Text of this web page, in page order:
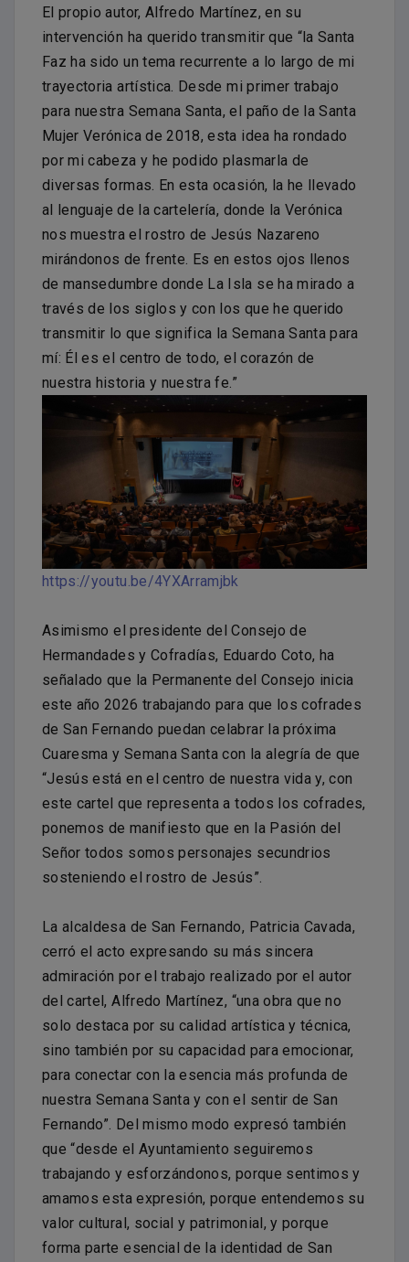
El propio autor, Alfredo Martínez, en su
intervención ha querido transmitir que “la Santa
Faz ha sido un tema recurrente a lo largo de mi
trayectoria artística. Desde mi primer trabajo
para nuestra Semana Santa, el paño de la Santa
Mujer Verónica de 2018, esta idea ha rondado
por mi cabeza y he podido plasmarla de
diversas formas. En esta ocasión, la he llevado
al lenguaje de la cartelería, donde la Verónica
nos muestra el rostro de Jesús Nazareno
mirándonos de frente. Es en estos ojos llenos
de mansedumbre donde La Isla se ha mirado a
través de los siglos y con los que he querido
transmitir lo que significa la Semana Santa para
mí: Él es el centro de todo, el corazón de
nuestra historia y nuestra fe.”
https://youtu.be/4YXArramjbk
Asimismo el presidente del Consejo de
Hermandades y Cofradías, Eduardo Coto, ha
señalado que la Permanente del Consejo inicia
este año 2026 trabajando para que los cofrades
de San Fernando puedan celabrar la próxima
Cuaresma y Semana Santa con la alegría de que
“Jesús está en el centro de nuestra vida y, con
este cartel que representa a todos los cofrades,
ponemos de manifiesto que en la Pasión del
Señor todos somos personajes secundrios
sosteniendo el rostro de Jesús”.
La alcaldesa de San Fernando, Patricia Cavada,
cerró el acto expresando su más sincera
admiración por el trabajo realizado por el autor
del cartel, Alfredo Martínez, “una obra que no
solo destaca por su calidad artística y técnica,
sino también por su capacidad para emocionar,
para conectar con la esencia más profunda de
nuestra Semana Santa y con el sentir de San
Fernando”. Del mismo modo expresó también
que “desde el Ayuntamiento seguiremos
trabajando y esforzándonos, porque sentimos y
amamos esta expresión, porque entendemos su
valor cultural, social y patrimonial, y porque
forma parte esencial de la identidad de San